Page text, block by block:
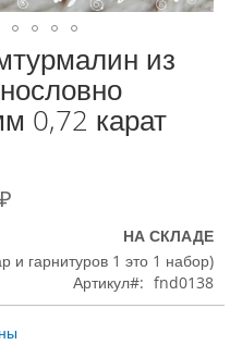
из
0,72 карат
НА СКЛАДЕ
и гарнитуров 1 это 1 набор)
Артикул
fnd0138